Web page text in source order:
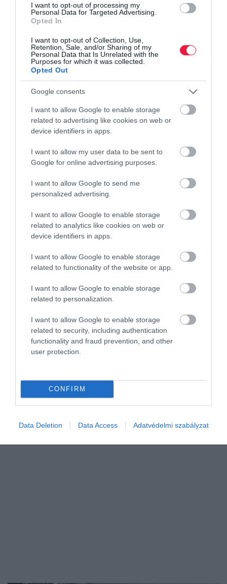
I want to opt-out of processing my
Personal Data for Targeted Advertising.
Opted In
I want to opt-out of Collection, Use,
Retention, Sale, and/or Sharing of my
Personal Data that Is Unrelated with the
Purposes for which it was collected.
Opted Out
Google consents
I want to allow Google to enable storage
related to advertising like cookies on web or
device identifiers in apps.
I want to allow my user data to be sent to
Google for online advertising purposes.
I want to allow Google to send me
personalized advertising.
I want to allow Google to enable storage
related to analytics like cookies on web or
device identifiers in apps.
I want to allow Google to enable storage
related to functionality of the website or app.
I want to allow Google to enable storage
related to personalization.
I want to allow Google to enable storage
related to security, including authentication
functionality and fraud prevention, and other
user protection.
CONFIRM
Data Deletion Data Access Adatvédelmi szabályzat
Január 1-től átlagosan 20 százalékkal növekszik az adóteher.
vezetni a lízingdíj áfájának visszaigényléséhez.
Átlagbérből legalább 9 évet kell félreteeni arra, hogy a legolcsóbb
újautók egyikét megvásárolhassuk. Az időtáv azonban lehet 20
nem…